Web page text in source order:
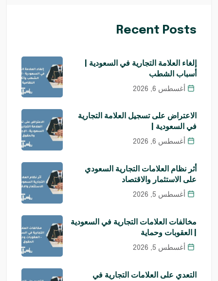
Recent Posts
إلغاء العلامة التجارية في السعودية |
أسباب الشطب
أغسطس 6, 2026
الاعتراض على تسجيل العلامة التجارية
في السعودية |
أغسطس 6, 2026
أثر نظام العلامات التجارية السعودي
على الاستثمار والاقتصاد
أغسطس 5, 2026
مخالفات العلامات التجارية في السعودية
| العقوبات وحماية
أغسطس 5, 2026
التعدي على العلامات التجارية في